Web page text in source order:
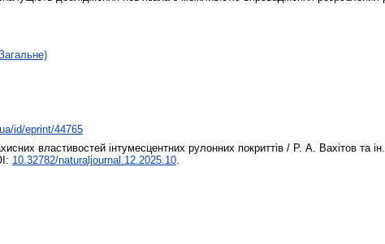
id/eprint/44765
властивостей інтумесцентних рулонних покриттів / Р. А. Вахітов та ін.
10.32782/naturaljournal.12.2025.10